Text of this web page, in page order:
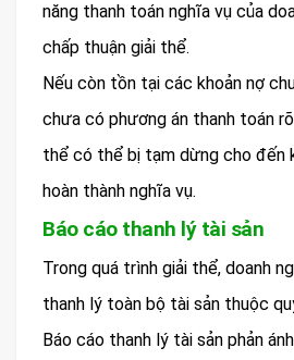
năng thanh toán nghĩa vụ của
chấp thuận giải thể.
Nếu còn tồn tại các khoản nợ
chưa có phương án thanh toán
thể có thể bị tạm dừng cho đến
hoàn thành nghĩa vụ.
Báo cáo thanh lý tài sản
Trong quá trình giải thể, doanh
thanh lý toàn bộ tài sản thuộc
Báo cáo thanh lý tài sản phản